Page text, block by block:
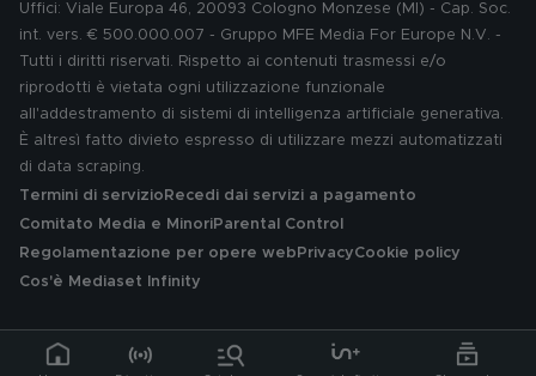
Uffici: Viale Europa 46, 20093 Cologno Monzese (MI) - Cap. Soc.
int. vers. € 500.000.007 - Gruppo MFE Media For Europe N.V. -
Tutti i diritti riservati. Rispetto ai contenuti trasmessi e/o
riprodotti è vietata ogni utilizzazione funzionale
all'addestramento di sistemi di intelligenza artificiale generativa.
È altresì fatto divieto espresso di utilizzare mezzi automatizzati
di data scraping.
Termini di servizio Recedi dai servizi a pagamento
Comitato Media e MinoriParental Control
Regolamentazione per opere web PrivacyCookie policy
Cos'è Mediaset Infinity